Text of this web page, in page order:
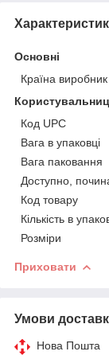
Основні
Країна виробник
Код UPC
Вага в упаковці
Вага паковання
Доступно,
Код товару
Кількість в
Розміри
Приховати
Умови
Нова Пошта